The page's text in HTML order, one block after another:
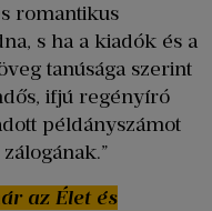
romantikus
s ha a kiadók és a
tanúsága szerint
ifjú regényíró
példányszámot
az Élet és